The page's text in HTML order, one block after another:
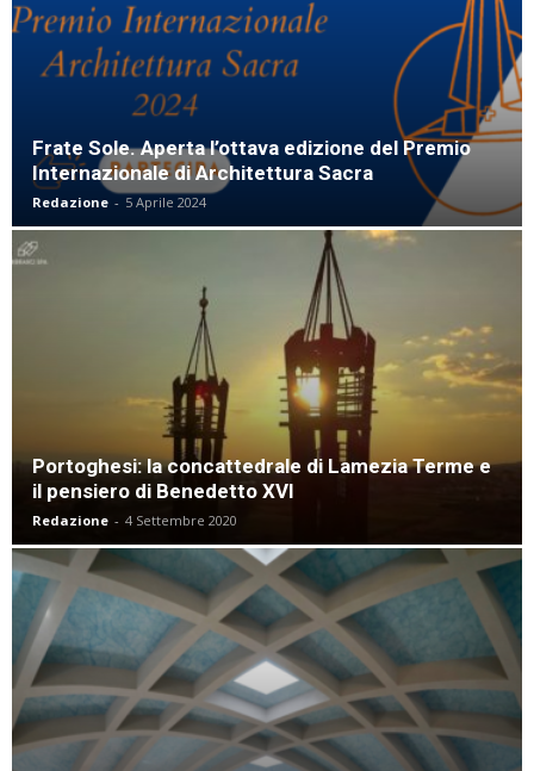
Frate Sole. Aperta l’ottava edizione del Premio
Internazionale di Architettura Sacra
Redazione - 5 Aprile 2024
Portoghesi: la concattedrale di Lamezia Terme e
il pensiero di Benedetto XVI
Redazione - 4 Settembre 2020